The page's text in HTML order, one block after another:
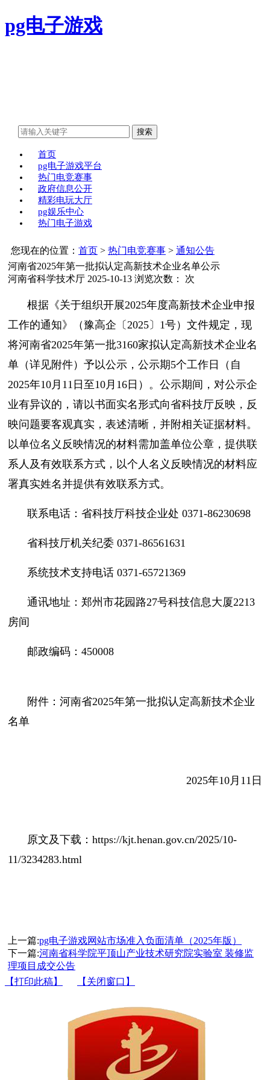
pg电子游戏
首页
pg电子游戏平台
热门电竞赛事
政府信息公开
精彩电玩大厅
pg娱乐中心
热门电子游戏
您现在的位置： 首页 > 热门电竞赛事 > 通知公告
河南省2025年第一批拟认定高新技术企业名单公示
河南省科学技术厅 2025-10-13 浏览次数： 次
根据《关于组织开展2025年度高新技术企业申报
工作的通知》（豫高企〔2025〕1号）文件规定，现
将河南省2025年第一批3160家拟认定高新技术企业名
单（详见附件）予以公示，公示期5个工作日（自
2025年10月11日至10月16日）。公示期间，对公示企
业有异议的，请以书面实名形式向省科技厅反映，反
映问题要客观真实，表述清晰，并附相关证据材料。
以单位名义反映情况的材料需加盖单位公章，提供联
系人及有效联系方式，以个人名义反映情况的材料应
署真实姓名并提供有效联系方式。
联系电话：省科技厅科技企业处 0371-86230698
省科技厅机关纪委 0371-86561631
系统技术支持电话 0371-65721369
通讯地址：郑州市花园路27号科技信息大厦2213
房间
邮政编码：450008
附件：河南省2025年第一批拟认定高新技术企业
名单
2025年10月11日
原文及下载：https://kjt.henan.gov.cn/2025/10-
11/3234283.html
上一篇:pg电子游戏网站市场准入负面清单（2025年版）
下一篇:河南省科学院平顶山产业技术研究院实验室 装修监
理项目成交公告
【打印此稿】
【关闭窗口】